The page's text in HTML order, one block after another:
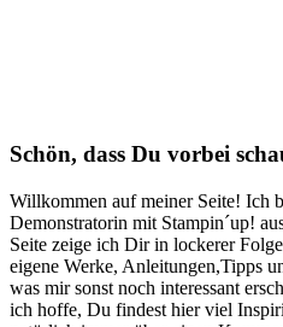
Schön, dass Du vorbei
Willkommen auf meiner Seite! Ich
Demonstratorin mit Stampin´up!
Seite zeige ich Dir in lockerer
eigene Werke, Anleitungen,Tipps
was mir sonst noch interessant
ich hoffe, Du findest hier viel